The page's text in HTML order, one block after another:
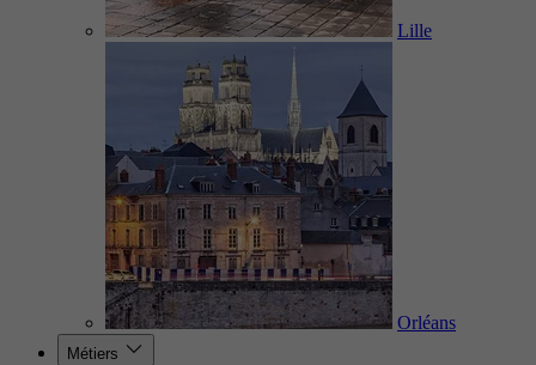
Lille
Orléans
Métiers